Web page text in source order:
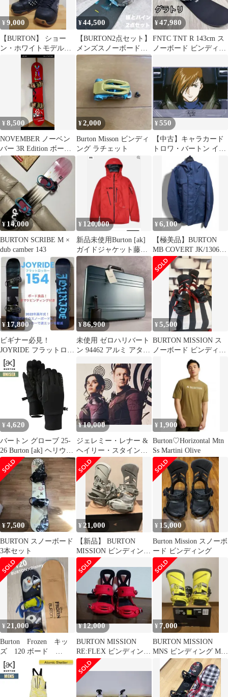
¥9,000
【BURTON】 ショー
ン・ホワイトモデル
whitecollection 24
¥44,500
【BURTON2点セット】
メンズスノーボード
バートン 155cm バイ
¥47,980
FNTC TNT R 143cm ス
ノーボード ビンディン
¥8,500
NOVEMBER ノーベン
バー 3R Edition ボード
バートンミッション
¥2,000
Burton Misson ビンディ
ング ラチェット
¥550
【中古】キャラカード
トロワ・バートン イラ
ストシート 「新機動戦
記ガンダムW 30周年記
念期間限定公式ショッ
プ」 ミニゲーム スイッ
チON!爆破ミッション
くじ C賞
¥ 14,000
BURTON SCRIBE M ×
dub camber 143
¥ 120,000
新品未使用Burton [ak]
ガイドジャケット藤原
ヒロシ
¥6,100
【極美品】BURTON
MB COVERT JK/13065
Mサイズ
¥17,800
ビギナー必見！
JOYRIDE フラットロッ
カー 154 オマケビンデ
ィング付！
¥86,900
未使用 ゼロハリバート
ン 94462 アルミ アタッ
ブルー
¥5,500
BURTON MISSION ス
ノーボード ビンディン
グ レッド M
¥ 4,620
バートン グローブ 25-
26 Burton [ak] ヘリウム
ミッドウェイト グロー
ブ W26JP-233421 [ak]
Helium Midweight
Gloves スノーボードグ
ローブ メンズ レディー
ス 2025-2026 正規品
¥10,000
ジェレミー・レナー &
ヘイリー・スタインフ
ェルド 直筆サイン入り
写真 sa
¥ 1,900
Burton♡Horizontal Mtn
Ss Martini Olive
¥7,500
BURTON スノーボード
3本セット
¥ 21,000
【新品】 BURTON
MISSION ビンディング
Mサイズ 25-26モデル
¥ 15,000
Burton Mission スノーボ
ード ビンディング
¥21,000
Burton Frozen キッ
ズ 120 ボード
MISSION セット
¥12,000
BURTON MISSION
RE:FLEX ビンディング
Mサイズ
¥ 7,000
BURTON MISSION
MNS ビンディング Mサ
イズ